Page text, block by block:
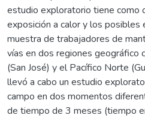
estudio exploratorio tiene como
exposición a calor y los posibles
muestra de trabajadores de
vías en dos regiones geográfico
(San José) y el Pacífico Norte
llevó a cabo un estudio
campo en dos momentos
de tiempo de 3 meses (tiempo